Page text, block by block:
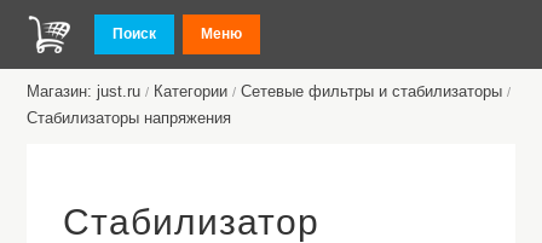
Поиск Меню
Магазин: just.ru / Категории / Сетевые фильтры и стабилизаторы /
Стабилизаторы напряжения
Стабилизатор